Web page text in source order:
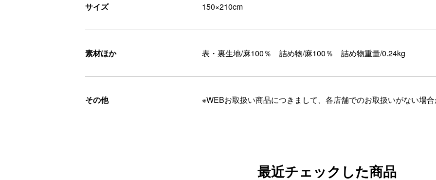
サイズ 150×210cm
素材ほか 表・裏生地/麻100％ 詰め物/麻100％ 詰め物重量/0.24kg
その他 ※WEBお取扱い商品につきまして、各店舗でのお取扱いがない場合
最近チェックした商品